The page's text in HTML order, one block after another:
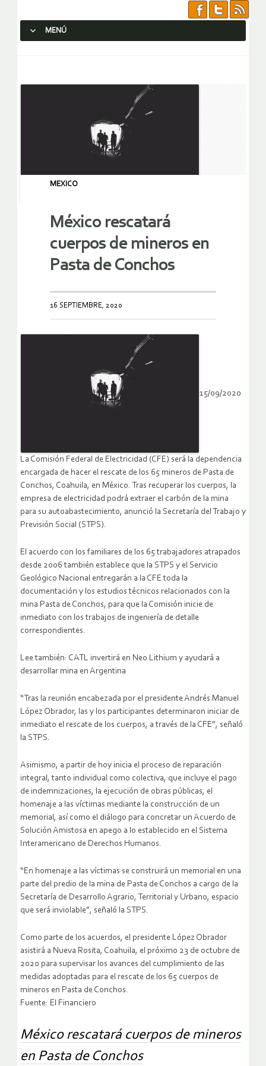
MENÚ
MEXICO
México rescatará
cuerpos de mineros en
Pasta de Conchos
16 SEPTIEMBRE, 2020
15/09/2020
La Comisión Federal de Electricidad (CFE) será la dependencia
encargada de hacer el rescate de los 65 mineros de Pasta de
Conchos, Coahuila, en México. Tras recuperar los cuerpos, la
empresa de electricidad podrá extraer el carbón de la mina
para su autoabastecimiento, anunció la Secretaría del Trabajo y
Previsión Social (STPS).
El acuerdo con los familiares de los 65 trabajadores atrapados
desde 2006 también establece que la STPS y el Servicio
Geológico Nacional entregarán a la CFE toda la
documentación y los estudios técnicos relacionados con la
mina Pasta de Conchos, para que la Comisión inicie de
inmediato con los trabajos de ingeniería de detalle
correspondientes.
Lee también: CATL invertirá en Neo Lithium y ayudará a
desarrollar mina en Argentina
“Tras la reunión encabezada por el presidente Andrés Manuel
López Obrador, las y los participantes determinaron iniciar de
inmediato el rescate de los cuerpos, a través de la CFE”, señaló
la STPS.
Asimismo, a partir de hoy inicia el proceso de reparación
integral, tanto individual como colectiva, que incluye el pago
de indemnizaciones, la ejecución de obras públicas, el
homenaje a las víctimas mediante la construcción de un
memorial, así como el diálogo para concretar un Acuerdo de
Solución Amistosa en apego a lo establecido en el Sistema
Interamericano de Derechos Humanos.
“En homenaje a las víctimas se construirá un memorial en una
parte del predio de la mina de Pasta de Conchos a cargo de la
Secretaría de Desarrollo Agrario, Territorial y Urbano, espacio
que será inviolable”, señaló la STPS.
Como parte de los acuerdos, el presidente López Obrador
asistirá a Nueva Rosita, Coahuila, el próximo 23 de octubre de
2020 para supervisar los avances del cumplimiento de las
medidas adoptadas para el rescate de los 65 cuerpos de
mineros en Pasta de Conchos.
Fuente: El Financiero
México rescatará cuerpos de mineros
en Pasta de Conchos